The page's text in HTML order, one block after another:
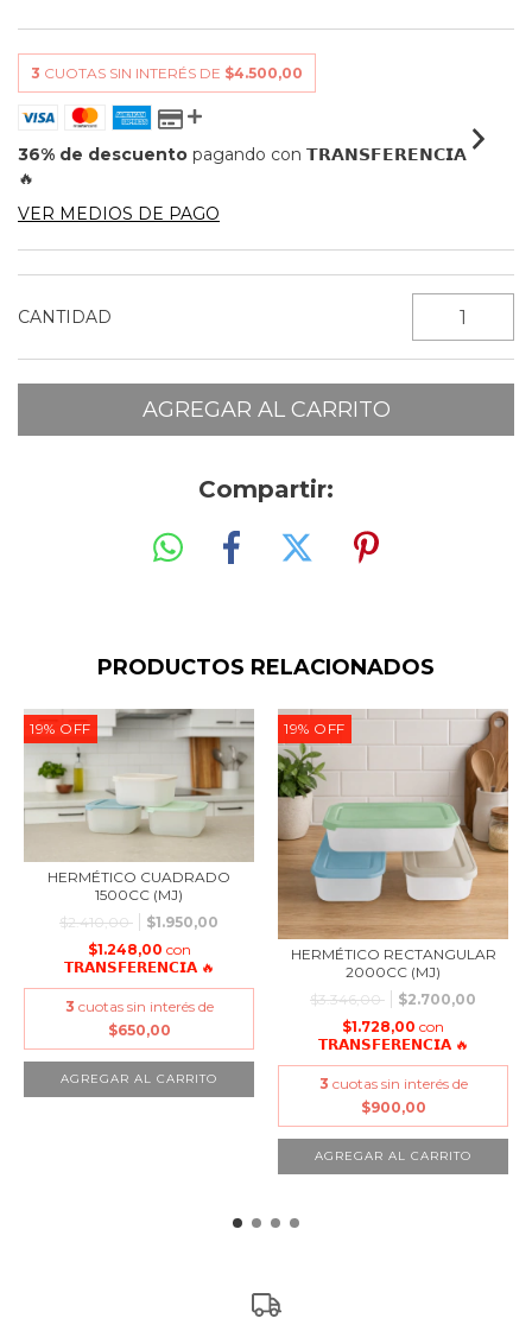
3 CUOTAS SIN INTERÉS DE $4.500,00
36% de descuento pagando con 𝗧𝗥𝗔𝗡𝗦𝗙𝗘𝗥𝗘𝗡𝗖𝗜𝗔
🔥
VER MEDIOS DE PAGO
CANTIDAD
Compartir:
PRODUCTOS RELACIONADOS
19% OFF
HERMÉTICO CUADRADO
1500CC (MJ)
$2.410,00
$1.950,00
$1.248,00 con
𝗧𝗥𝗔𝗡𝗦𝗙𝗘𝗥𝗘𝗡𝗖𝗜𝗔 🔥
3 cuotas sin interés de
$650,00
19% OFF
HERMÉTICO RECTANGULAR
2000CC (MJ)
$3.346,00
$2.700,00
$1.728,00 con
𝗧𝗥𝗔𝗡𝗦𝗙𝗘𝗥𝗘𝗡𝗖𝗜𝗔 🔥
3 cuotas sin interés de
$900,00